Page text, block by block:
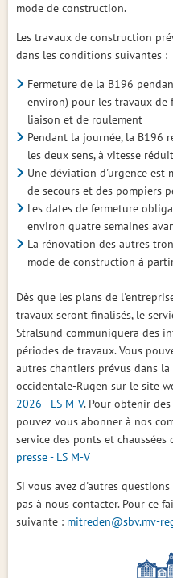
mode de construction.
Les travaux de construction
dans les conditions suivantes :
Fermeture de la B196
environ) pour les travaux de
liaison et de roulement
Pendant la journée, la B196
les deux sens, à vitesse
Une déviation d'urgence est
de secours et des pompiers
Les dates de fermeture
environ quatre semaines
La rénovation des autres
mode de construction à
Dès que les plans de
travaux seront finalisés, le
Stralsund communiquera des
périodes de travaux. Vous
autres chantiers prévus dans
occidentale-Rügen sur le site
2026 - LS M-V. Pour obtenir
pouvez vous abonner à nos
service des ponts et chaussées
presse - LS M-V
Si vous avez d'autres
pas à nous contacter. Pour ce
suivante : mitreden@sbv.mv-